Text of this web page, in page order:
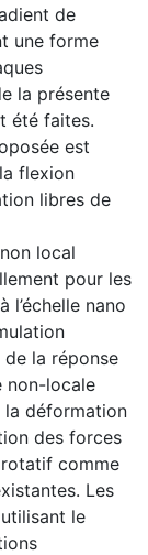
de
une forme
la présente
été faites.
est
flexion
libres de
local
pour les
nano
la réponse
non-locale
déformation
des forces
comme
Les
le